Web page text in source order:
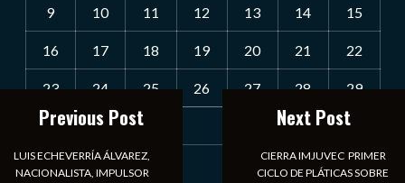
9 10 11 12 13 14 15
16 17 18 19 20 21 22
23 24 25 26 27 28 29
30 31
« Jul
Previous Post
LUIS ECHEVERRÍA ÁLVAREZ,
NACIONALISTA, IMPULSOR
Next Post
CIERRA IMJUVEC PRIMER
CICLO DE PLÁTICAS SOBRE